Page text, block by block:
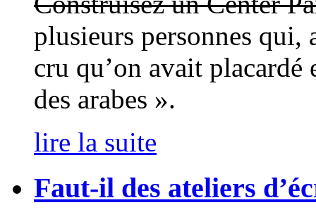
plusieurs personnes qui,
cru qu’on avait
des arabes ».
lire la suite
Faut-il des ateliers